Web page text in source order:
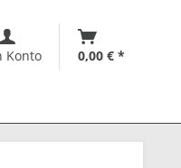
Konto 0,00 € *